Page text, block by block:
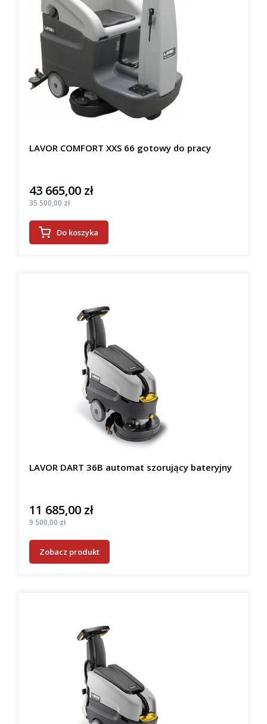
LAVOR COMFORT XXS 66 gotowy do pracy
Cena
43 665,00 zł
Cena
35 500,00 zł
Do koszyka
LAVOR DART 36B automat szorujący bateryjny
Cena
11 685,00 zł
Cena
9 500,00 zł
Zobacz produkt